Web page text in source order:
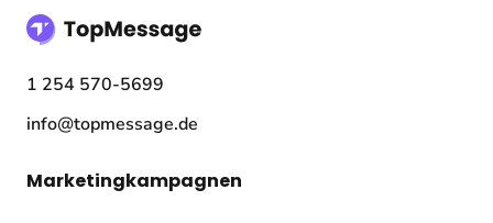
1 254 570-5699
info@topmessage.de
Marketingkampagnen